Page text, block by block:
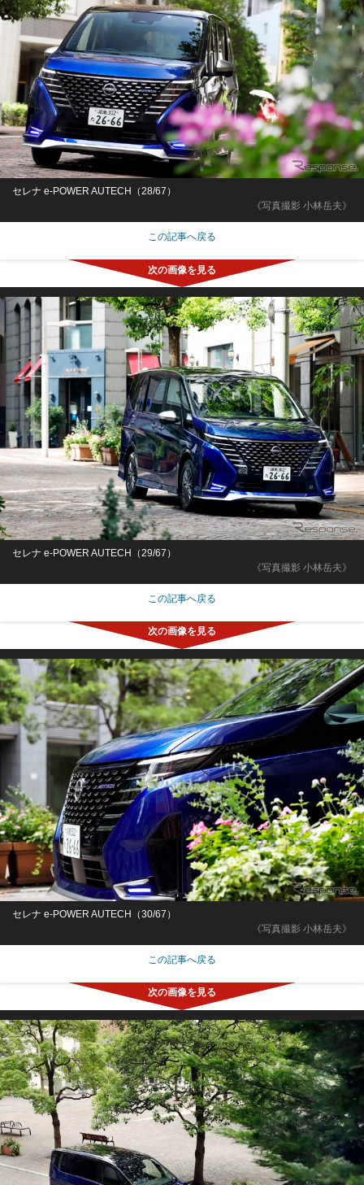
《写真撮影 小林岳夫》
セレナ e-POWER AUTECH（28/67）
この記事へ戻る
《写真撮影 小林岳夫》
セレナ e-POWER AUTECH（29/67）
この記事へ戻る
《写真撮影 小林岳夫》
セレナ e-POWER AUTECH（30/67）
この記事へ戻る